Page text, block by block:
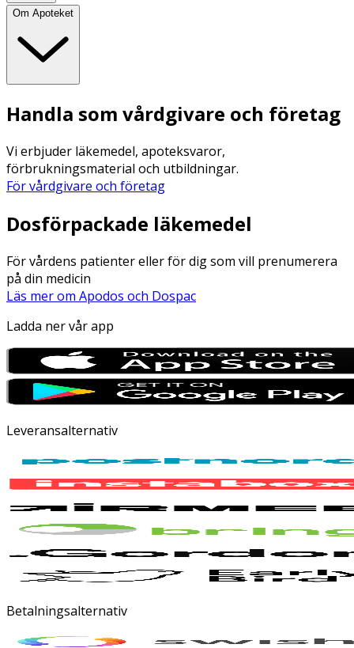
Om Apoteket
Handla som vårdgivare och företag
Vi erbjuder läkemedel, apoteksvaror,
förbrukningsmaterial och utbildningar.
För vårdgivare och företag
Dosförpackade läkemedel
För vårdens patienter eller för dig som vill prenumerera
på din medicin
Läs mer om Apodos och Dospac
Ladda ner vår app
Leveransalternativ
Betalningsalternativ